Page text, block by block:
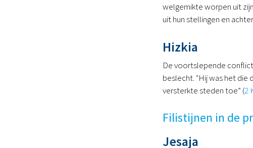
welgemikte worpen uit
uit hun stellingen en
Hizkia
De voortslepende
beslecht. "Hij was het die
versterkte steden toe” (2
Filistijnen in de
Jesaja